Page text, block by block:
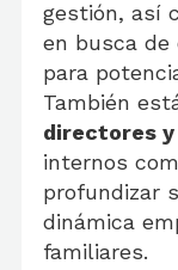
gestión, así
en busca de
para
También
directores y
internos
profundizar
dinámica
familiares.